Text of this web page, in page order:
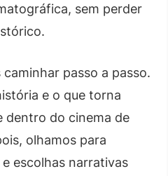
sem perder
passo a passo.
e o que torna
dentro do cinema de
olhamos para
escolhas narrativas